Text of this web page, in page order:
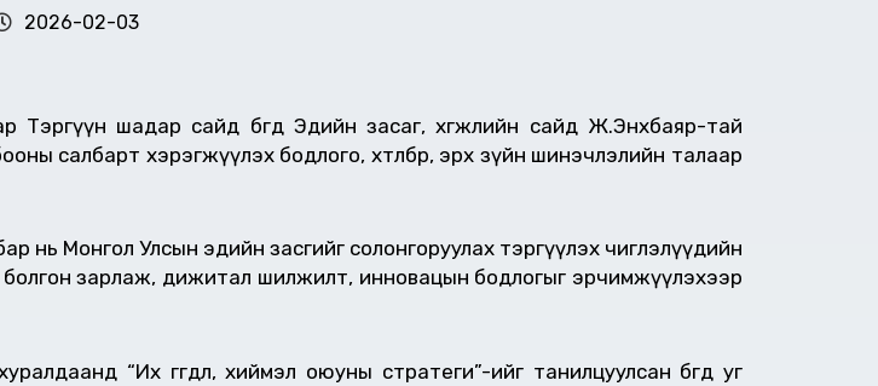
2026-02-03
шадар сайд бөгөөд Эдийн засаг, хөгжлийн сайд Ж.Энхбаяр-тай
салбарт хэрэгжүүлэх бодлого, хөтөлбөр, эрх зүйн шинэчлэлийн талаар
нь Монгол Улсын эдийн засгийг солонгоруулах тэргүүлэх чиглэлүүдийн
болгон зарлаж, дижитал шилжилт, инновацын бодлогыг эрчимжүүлэхээр
“Их өгөгдөл, хиймэл оюуны стратеги”-ийг танилцуулсан бөгөөд уг